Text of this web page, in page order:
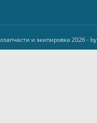
и экипировка 2026 - by